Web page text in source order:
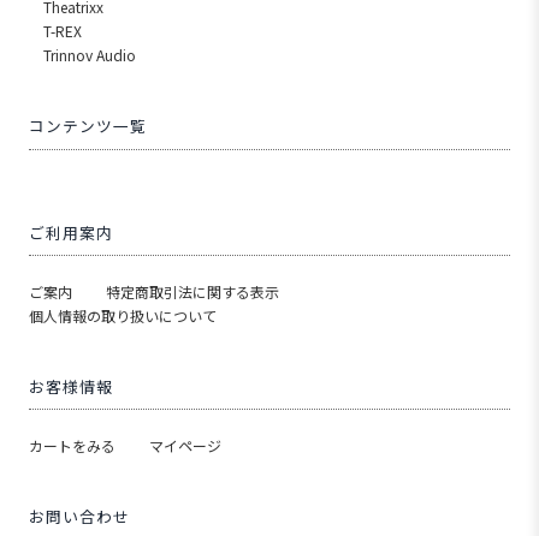
Theatrixx
T-REX
Trinnov Audio
コンテンツ一覧
ご利用案内
ご案内
特定商取引法に関する表示
個人情報の取り扱いについて
お客様情報
カートをみる マイページ
お問い合わせ